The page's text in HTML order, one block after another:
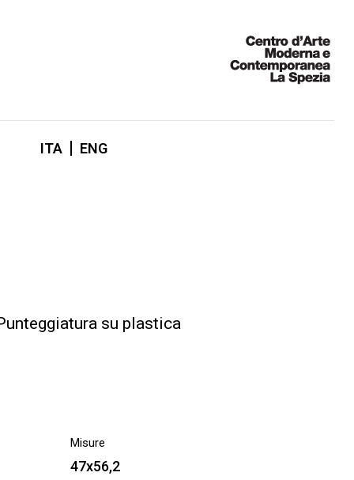
ITA ENG
su plastica
Misure
47x56,2